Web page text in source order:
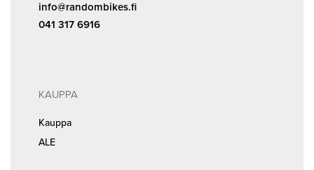
info@randombikes.fi
041 317 6916
KAUPPA
Kauppa
ALE